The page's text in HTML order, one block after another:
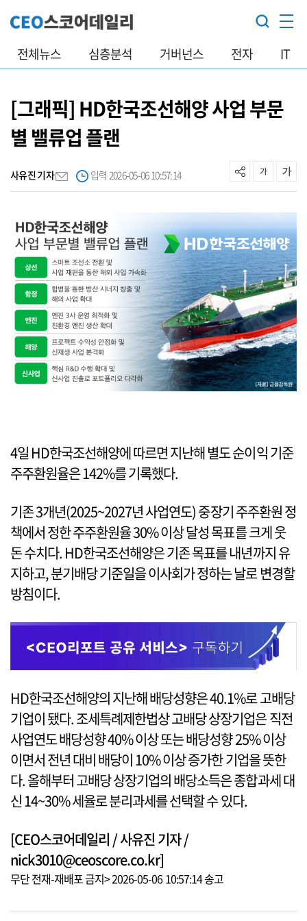
전체뉴스 심층분석 거버넌스 전자 IT
[그래픽] HD한국조선해양 사업 부문
별 밸류업 플랜
사유진 기자 입력 2026-05-06 10:57:14
4일 HD한국조선해양에 따르면 지난해 별도 순이익 기준
주주환원율은 142%를 기록했다.
기존 3개년(2025~2027년 사업연도) 중장기 주주환원 정
책에서 정한 주주환원율 30% 이상 달성 목표를 크게 웃
돈 수치다. HD한국조선해양은 기존 목표를 내년까지 유
지하고, 분기배당 기준일을 이사회가 정하는 날로 변경할
방침이다.
HD한국조선해양의 지난해 배당성향은 40.1%로 고배당
기업이 됐다. 조세특례제한법상 고배당 상장기업은 직전
사업연도 배당성향 40% 이상 또는 배당성향 25% 이상
이면서 전년 대비 배당이 10% 이상 증가한 기업을 뜻한
다. 올해부터 고배당 상장기업의 배당소득은 종합과세 대
신 14~30% 세율로 분리과세를 선택할 수 있다.
[CEO스코어데일리 / 사유진 기자 /
nick3010@ceoscore.co.kr]
무단 전재-재배포 금지> 2026-05-06 10:57:14 송고